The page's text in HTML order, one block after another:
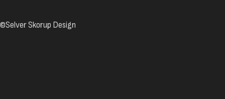
©Selver Skorup Design